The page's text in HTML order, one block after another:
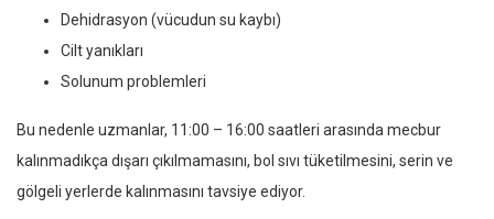
Dehidrasyon (vücudun su kaybı)
Cilt yanıkları
Solunum problemleri
Bu nedenle uzmanlar, 11:00 – 16:00 saatleri arasında mecbur
kalınmadıkça dışarı çıkılmamasını, bol sıvı tüketilmesini, serin ve
gölgeli yerlerde kalınmasını tavsiye ediyor.